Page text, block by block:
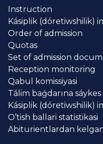
Instruction
Kásiplik (dóretiwshilik)
Order of admission
Quotas
Set of admission
Reception monitoring
Qabul komissiyasi
Tálim baǵdarına
Kásiplik (dóretiwshilik)
O’tish ballari statistikasi
Abiturientlardan